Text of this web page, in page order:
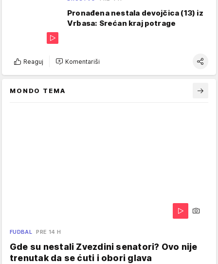
Pronađena nestala devojčica (13) iz
Vrbasa: Srećan kraj potrage
Reaguj Komentariši
MONDO TEMA
FUDBAL PRE 14 H
Gde su nestali Zvezdini senatori? Ovo nije
trenutak da se ćuti i obori glava